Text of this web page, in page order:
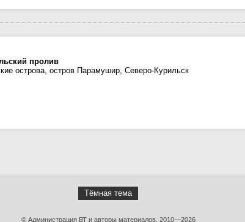
пролив
острова, остров Парамушир, Северо-Курильск
Тёмная тема
© Администрация ВТ и авторы материалов, 2010—2026